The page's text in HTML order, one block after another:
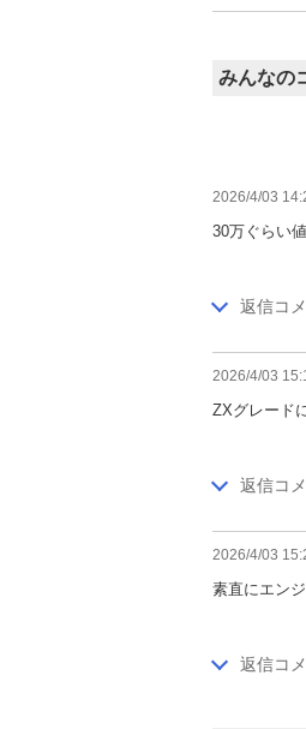
みんなの
2026/4/03
30万ぐらい
返信コ
2026/4/03
ZXグレード
返信コ
2026/4/03
素直にエン
返信コ